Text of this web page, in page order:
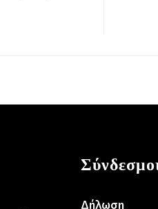
Δήλωση